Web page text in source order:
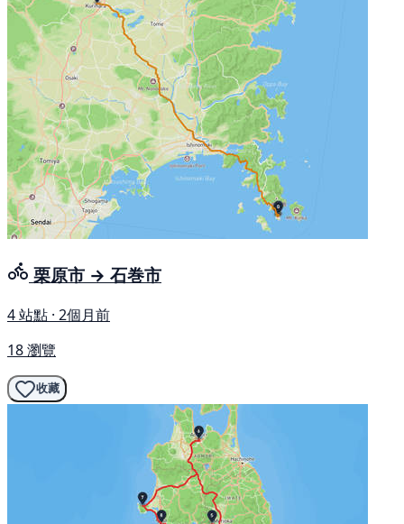
栗原市 → 石巻市
4 站點 · 2個月前
18 瀏覽
收藏